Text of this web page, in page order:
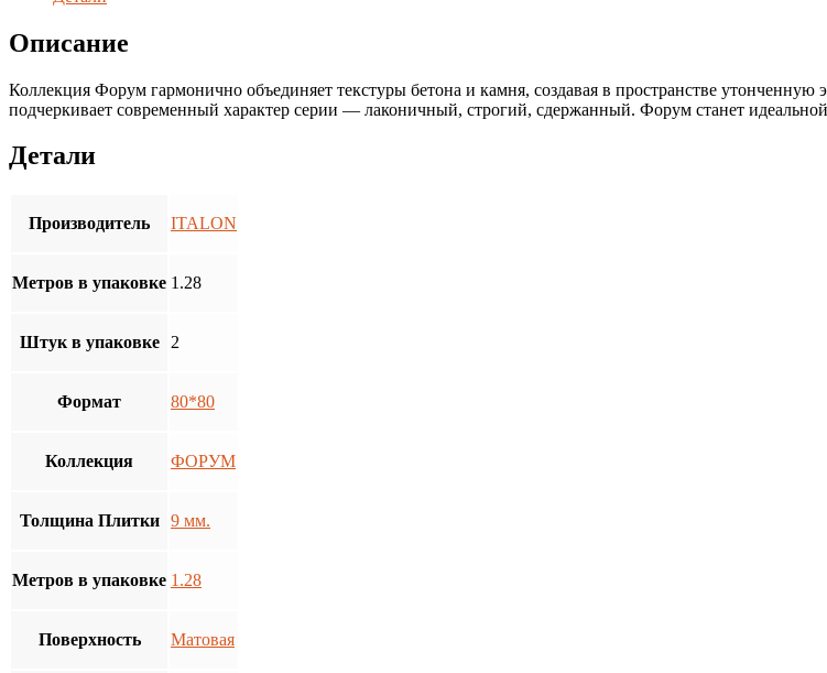
Нат/
Рет
м2/
кор.,
шт.)
Описание
Коллекция Форум гармонично объединяет текстуры бетона и камня, создавая в пространстве
подчеркивает современный характер серии — лаконичный, строгий, сдержанный. Форум станет
Детали
Производитель ITALON
Метров в упаковке 1.28
Штук в упаковке 2
Формат 80*80
Коллекция ФОРУМ
Толщина Плитки 9 мм.
Метров в упаковке 1.28
Поверхность Матовая